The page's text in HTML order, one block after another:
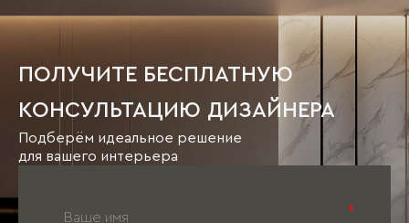
ПОЛУЧИТЕ БЕСПЛАТНУЮ
КОНСУЛЬТАЦИЮ ДИЗАЙНЕРА
Подберём идеальное решение
для вашего интерьера
*